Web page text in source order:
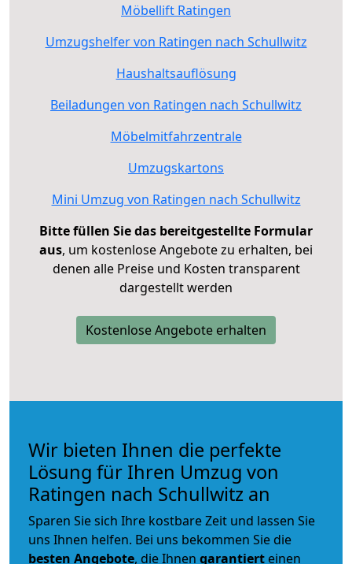
Möbellift Ratingen
Umzugshelfer von Ratingen nach Schullwitz
Haushaltsauflösung
Beiladungen von Ratingen nach Schullwitz
Möbelmitfahrzentrale
Umzugskartons
Mini Umzug von Ratingen nach Schullwitz
Bitte füllen Sie das bereitgestellte Formular
aus, um kostenlose Angebote zu erhalten, bei
denen alle Preise und Kosten transparent
dargestellt werden
Kostenlose Angebote erhalten
Wir bieten Ihnen die perfekte
Lösung für Ihren Umzug von
Ratingen nach Schullwitz an
Sparen Sie sich Ihre kostbare Zeit und lassen Sie
uns Ihnen helfen. Bei uns bekommen Sie die
besten Angebote, die Ihnen garantiert einen